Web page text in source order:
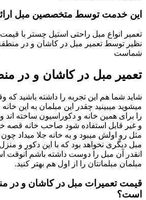
این خدمت توسط متخصصین مبل
تعمیر انواع مبل راحتی استیل چستر با
نظیر توسط تعمیر مبل در کاشان و در
شماست
تعمیر مبل در کاشان و در
شاید شما هم این تجربه را داشته باشید که
میشوید میبینید چقدر این مبلمان به این خانه
را برای همین خانه و دکوراسیون ساخته اند
و غیر قابل استفاده شود صاحب خانه قصه
مثل رو اولش میبود و به خانه جلا میداد
مبل دیگری نخواهد بود که با این دکور و
انقدر آن مبل را دوست داشته باشم آنوقت
مبلمان مبلمانتان را از اول هم بهتر کنید.
قیمت تعمیرات مبل در کاشان و در
است؟